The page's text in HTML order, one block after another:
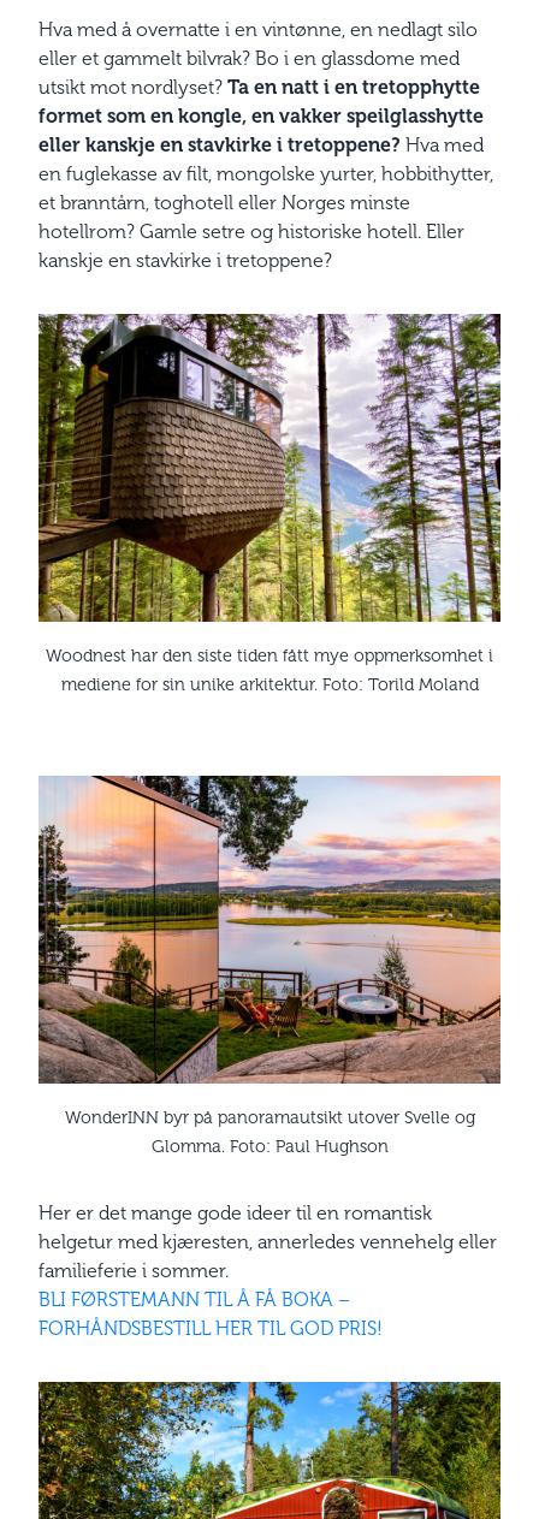
Hva med å overnatte i en vintønne, en nedlagt silo
eller et gammelt bilvrak? Bo i en glassdome med
utsikt mot nordlyset? Ta en natt i en tretopphytte
formet som en kongle, en vakker speilglasshytte
eller kanskje en stavkirke i tretoppene? Hva med
en fuglekasse av filt, mongolske yurter, hobbithytter,
et branntårn, toghotell eller Norges minste
hotellrom? Gamle setre og historiske hotell. Eller
kanskje en stavkirke i tretoppene?
Woodnest har den siste tiden fått mye oppmerksomhet i
mediene for sin unike arkitektur. Foto: Torild Moland
WonderINN byr på panoramautsikt utover Svelle og
Glomma. Foto: Paul Hughson
Her er det mange gode ideer til en romantisk
helgetur med kjæresten, annerledes vennehelg eller
familieferie i sommer.
BLI FØRSTEMANN TIL Å FÅ BOKA –
FORHÅNDSBESTILL HER TIL GOD PRIS!